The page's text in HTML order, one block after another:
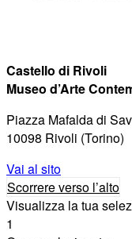
Castello di Rivoli
Museo d’Arte
Piazza Mafalda di
10098 Rivoli (Torino)
Vai al sito
Scorrere verso l’alto
Visualizza la tua
1